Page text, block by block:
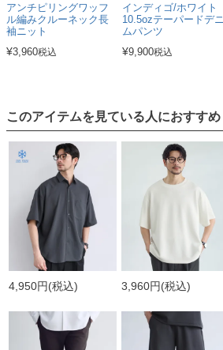
アンチピリングワッフ
ル編みクルーネック長
袖ニット
¥3,960税込
インディゴ/ホワイト
10.5ozテーパードデニ
ムパンツ
¥9,900税込
このアイテムを見ている人におすすめ
4,950円(税込) 3,960円(税込)